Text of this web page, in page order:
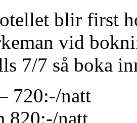
blir first
vid
7/7 så boka
720:-/natt
820:-/natt